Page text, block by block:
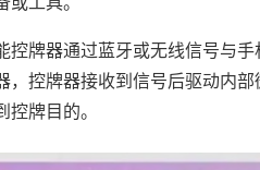
控牌器通过蓝牙或无线信号与
控牌器接收到信号后驱动内
牌目的。